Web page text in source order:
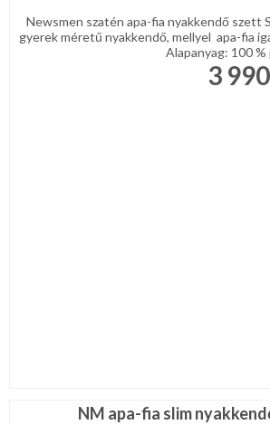
Newsmen szatén apa-fia nyakkendő szett
gyerek méretű nyakkendő, mellyel apa-fia
Alapanyag: 100
3 990
NM apa-fia slim